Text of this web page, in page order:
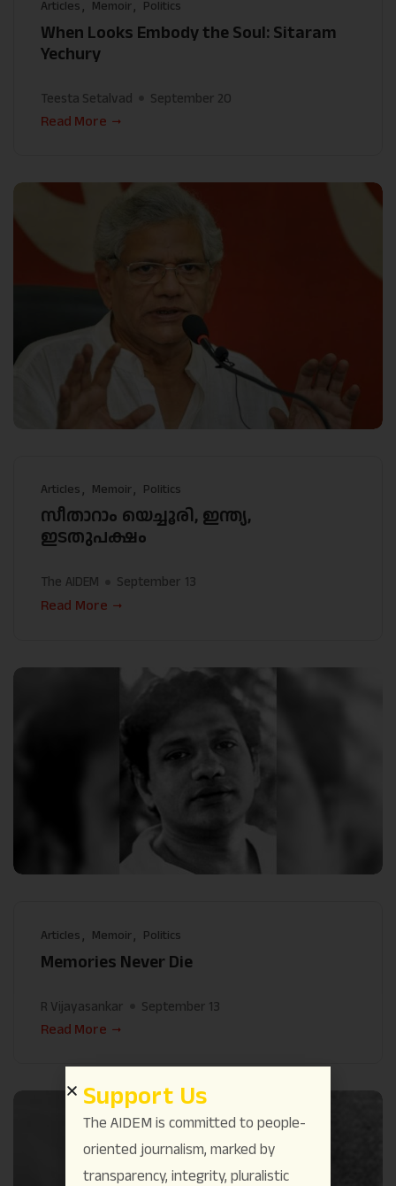
Articles Memoir Politics
When Looks Embody the Soul: Sitaram
Yechury
Teesta Setalvad
September 20
Read More
Articles Memoir Politics
സീതാറാം യെച്ചൂരി, ഇന്ത്യ,
ഇടതുപക്ഷം
The AIDEM September 13
Read More
Articles Memoir Politics
Memories Never Die
R Vijayasankar
September 13
Read More
Support Us
The AIDEM is committed to people-
oriented journalism, marked by
transparency, integrity, pluralistic